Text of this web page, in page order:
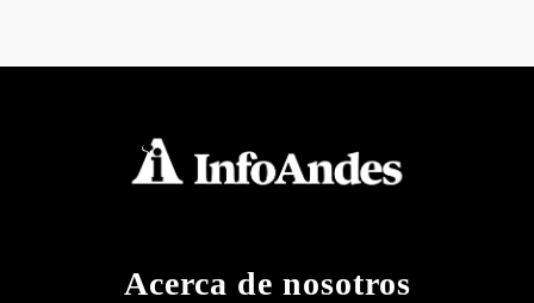
Acerca de nosotros